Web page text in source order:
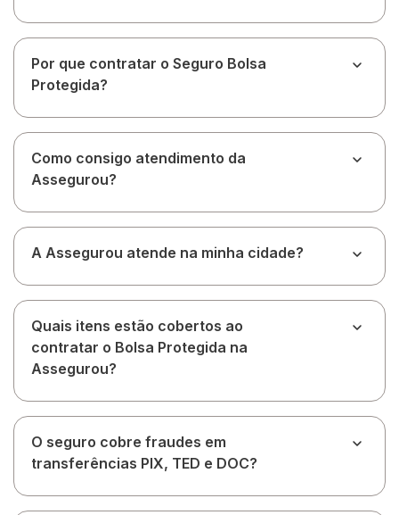
Por que contratar o Seguro Bolsa
Protegida?
Como consigo atendimento da
Assegurou?
A Assegurou atende na minha cidade?
Quais itens estão cobertos ao
contratar o Bolsa Protegida na
Assegurou?
O seguro cobre fraudes em
transferências PIX, TED e DOC?